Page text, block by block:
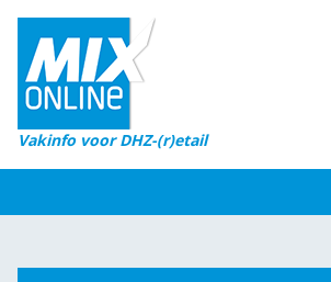
Vakinfo voor DHZ-(r)etail
Home
Magazines
DHZ Sessie
Marktcijfers